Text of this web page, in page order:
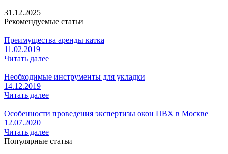
31.12.2025
Рекомендуемые статьи
Преимущества аренды катка
11.02.2019
Читать далее
Необходимые инструменты для укладки
14.12.2019
Читать далее
Особенности проведения экспертизы окон ПВХ в Москве
12.07.2020
Читать далее
Популярные статьи